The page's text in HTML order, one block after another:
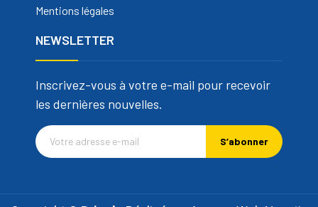
Mentions légales
NEWSLETTER
Inscrivez-vous à votre e-mail pour recevoir
les dernières nouvelles.
S’abonner